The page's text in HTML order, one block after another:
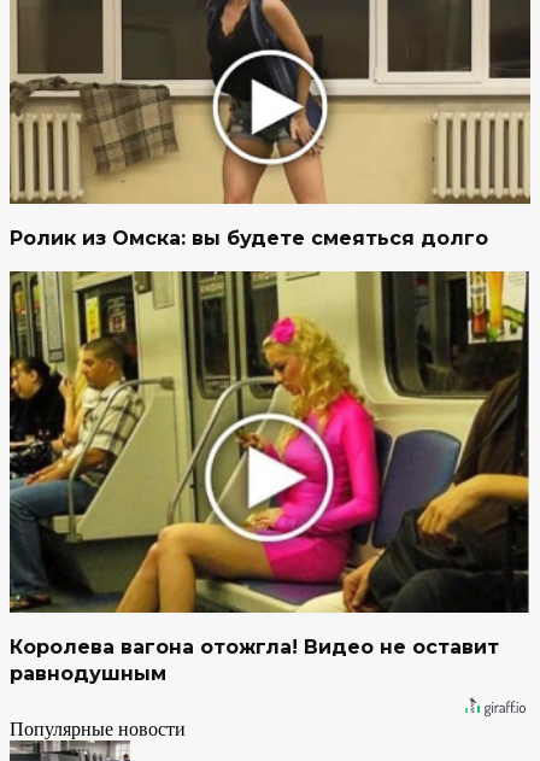
Ролик из Омска: вы будете смеяться долго
Королева вагона отожгла! Видео не оставит
равнодушным
Популярные новости